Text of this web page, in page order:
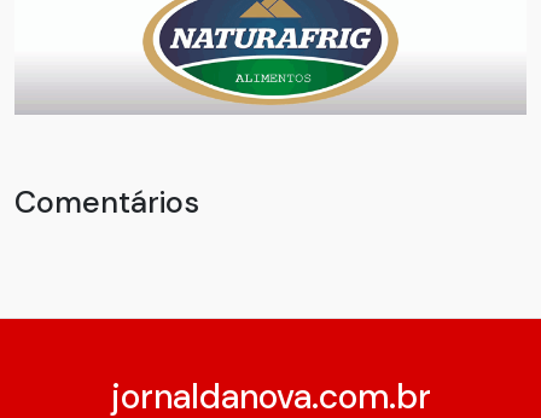
Comentários
jornaldanova.com.br